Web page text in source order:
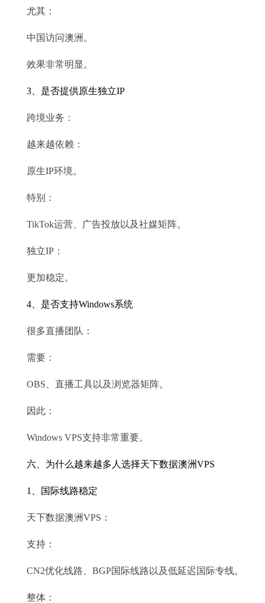
尤其：
中国访问澳洲。
效果非常明显。
3、是否提供原生独立IP
跨境业务：
越来越依赖：
原生IP环境。
特别：
TikTok运营、广告投放以及社媒矩阵。
独立IP：
更加稳定。
4、是否支持Windows系统
很多直播团队：
需要：
OBS、直播工具以及浏览器矩阵。
因此：
Windows VPS支持非常重要。
六、为什么越来越多人选择天下数据澳洲VPS
1、国际线路稳定
天下数据澳洲VPS：
支持：
CN2优化线路、BGP国际线路以及低延迟国际专线。
整体：